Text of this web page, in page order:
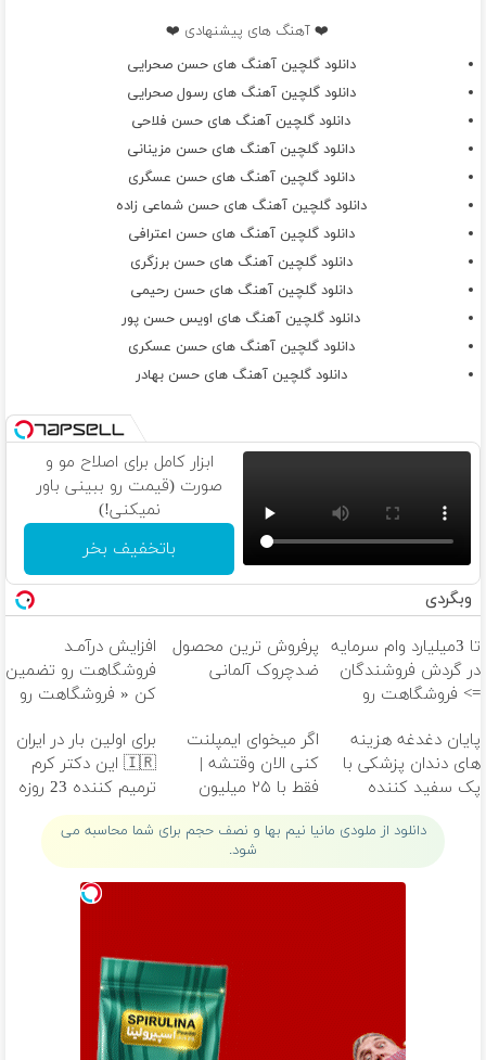
❤️ آهنگ های پیشنهادی ❤️
دانلود گلچین آهنگ های حسن صحرایی
دانلود گلچین آهنگ های رسول صحرایی
دانلود گلچین آهنگ های حسن فلاحی
دانلود گلچین آهنگ های حسن مزینانی
دانلود گلچین آهنگ های حسن عسگری
دانلود گلچین آهنگ های حسن شماعی زاده
دانلود گلچین آهنگ های حسن اعترافی
دانلود گلچین آهنگ های حسن برزگری
دانلود گلچین آهنگ های حسن رحیمی
دانلود گلچین آهنگ های اویس حسن پور
دانلود گلچین آهنگ های حسن عسکری
دانلود گلچین آهنگ های حسن بهادر
ابزار کامل برای اصلاح مو و
صورت (قیمت رو ببینی باور
نمیکنی!)
باتخفیف بخر
وبگردی
تا 3میلیارد وام سرمایه
در گردش فروشندگان
=> فروشگاهت رو
پرفروش ترین محصول
ضدچروک آلمانی
افزایش درآمـد
فروشگاهت رو تضمین
کن « فروشگاهت رو
پایان دغدغه هزینه
های دندان پزشکی با
پک سفید کننده
اگر میخوای ایمپلنت
کنی الان وقتشه |
فقط با ۲۵ میلیون
تومان!!!
برای اولین بار در ایران
🇮🇷 این دکتر کرم
ترمیم کننده 23 روزه
ساخت!
دانلود از ملودی مانیا نیم بها و نصف حجم برای شما محاسبه می
شود.